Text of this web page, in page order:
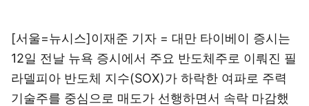
[서울=뉴시스]이재준 기자 = 대만 타이베이 증시는
12일 전날 뉴욕 증시에서 주요 반도체주로 이뤄진 필
라델피아 반도체 지수(SOX)가 하락한 여파로 주력
기술주를 중심으로 매도가 선행하면서 속락 마감했